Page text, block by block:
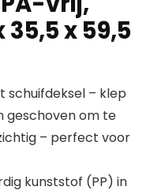
x 59,5
schuifdeksel – klep
geschoven om te
– perfect voor
kunststof (PP) in